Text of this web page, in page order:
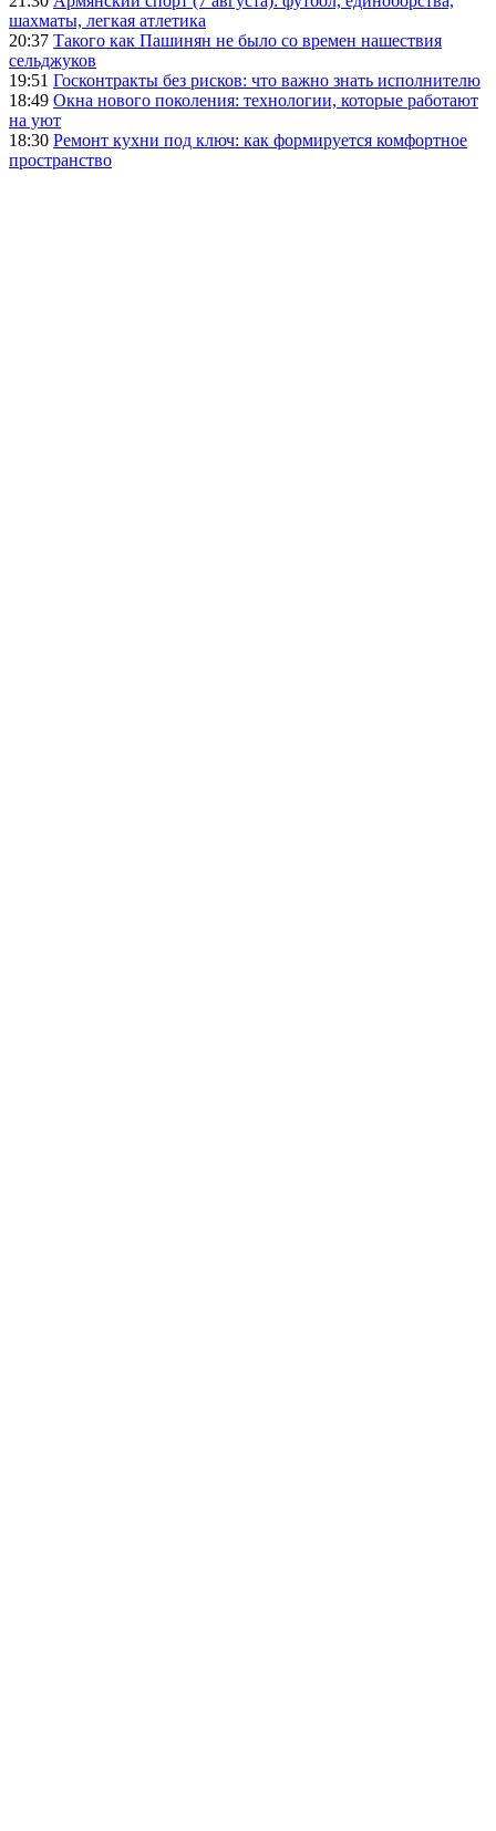
шахматы, легкая атлетика
20:37 Такого как Пашинян не было со времен нашествия
сельджуков
19:51 Госконтракты без рисков: что важно знать исполнителю
18:49 Окна нового поколения: технологии, которые работают
на уют
18:30 Ремонт кухни под ключ: как формируется комфортное
пространство